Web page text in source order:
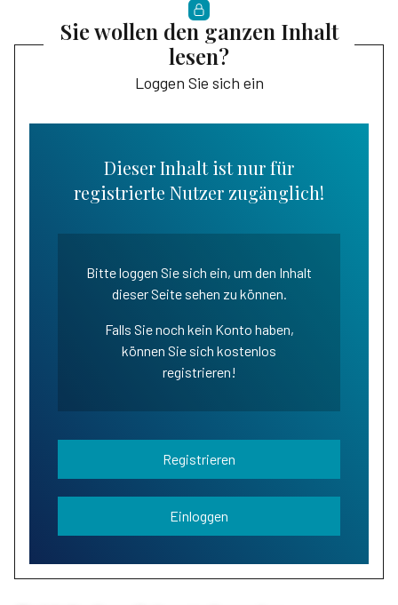
Sie wollen den ganzen Inhalt
lesen?
Loggen Sie sich ein
Dieser Inhalt ist nur für
registrierte Nutzer zugänglich!
Bitte loggen Sie sich ein, um den Inhalt
dieser Seite sehen zu können.
Falls Sie noch kein Konto haben,
können Sie sich kostenlos
registrieren!
Registrieren
Einloggen